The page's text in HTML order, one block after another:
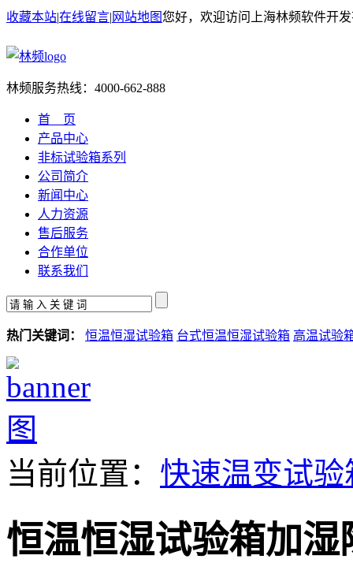
收藏本站|在线留言| 网站地图您好，欢迎访问上海林频软件开
林频服务热线： 4000-662-888
首 页
产品中心
非标试验箱系列
公司简介
新闻中心
人力资源
售后服务
合作单位
联系我们
热门关键词： 恒温恒湿试验箱 台式恒温恒湿试验箱 高温试验
当前位置： 快速温变试验
恒温恒湿试验箱加湿